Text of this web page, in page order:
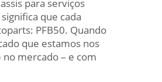
para serviços
que cada
PFB50. Quando
que estamos nos
mercado – e com